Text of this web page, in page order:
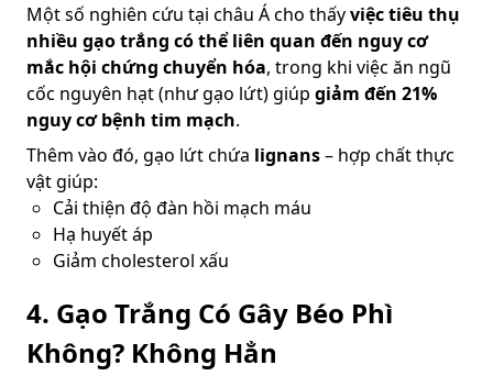
Một số nghiên cứu tại châu Á cho thấyviệc tiêu thụ
nhiều gạo trắng có thể liên quan đến nguy cơ
mắc hội chứng chuyển hóa, trong khi việc ăn ngũ
cốc nguyên hạt (như gạo lứt) giúp giảm đến 21%
nguy cơ bệnh tim mạch.
Thêm vào đó, gạo lứt chứa lignans– hợp chất thực
vật giúp:
Cải thiện độ đàn hồi mạch máu
Hạ huyết áp
Giảm cholesterol xấu
4. Gạo Trắng Có Gây Béo Phì
Không? Không Hẳn